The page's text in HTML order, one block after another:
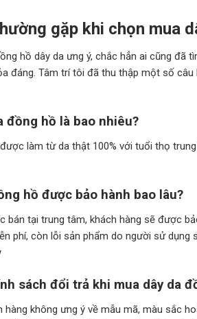
gặp khi chọn mua
hồ dây da ưng ý, chắc hẳn ai cũng đã
đáng. Tâm trí tôi đã thu thập một số
đồng hồ là bao nhiêu?
làm từ da thật 100% với tuổi thọ
hồ được bảo hành bao lâu?
bán tại trung tâm, khách hàng sẽ được
phí, còn lỗi sản phẩm do người sử
sách đổi trả khi mua dây da
hàng không ưng ý về mẫu mã, màu sắc